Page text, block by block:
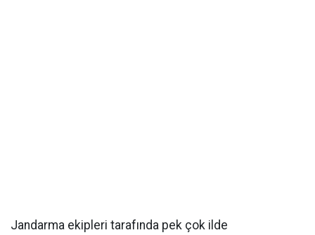
Jandarma ekipleri tarafında pek çok ilde